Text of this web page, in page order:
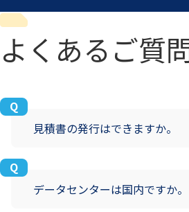
よくあるご質
見積書の発行はできますか。
データセンターは国内ですか。